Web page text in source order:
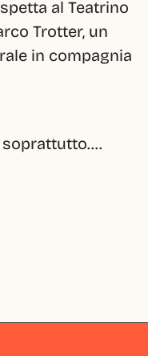
al Teatrino
Trotter, un
in compagnia